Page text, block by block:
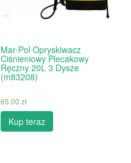
Mar-Pol Opryskiwacz
Ciśnieniowy Plecakowy
Ręczny 20L 3 Dysze
(m83208)
65.00 zł
Kup teraz